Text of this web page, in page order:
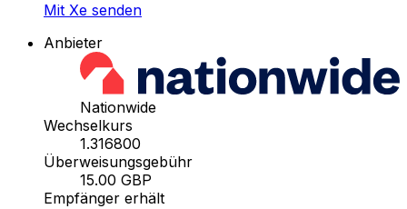
Mit Xe senden
Anbieter
Nationwide
Wechselkurs
1.316800
Überweisungsgebühr
15.00 GBP
Empfänger erhält